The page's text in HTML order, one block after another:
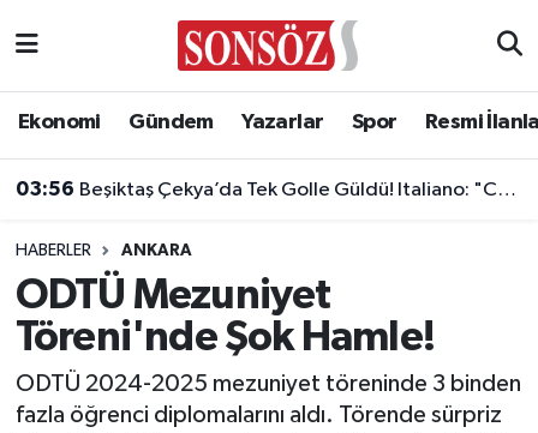
Ekonomi Gündem Yazarlar Spor Resmi
03:56 Beşiktaş Çekya’da Tek Golle Güldü! Italiano: "Cesur Olduk ve Karşılığını Aldık"
HABERLER ANKARA
ODTÜ Mezuniyet
Töreni'nde Şok Hamle!
ODTÜ 2024-2025 mezuniyet töreninde 3 binden
fazla öğrenci diplomalarını aldı. Törende sürpriz
Asayiş
Biyografi
Çevre
Diğer
Ankara Nöbetçi Eczaneler
Ankara Trafik Yoğunluk Haritası
Süper Lig Puan Durumu ve Fikstür
Tüm Manşetler